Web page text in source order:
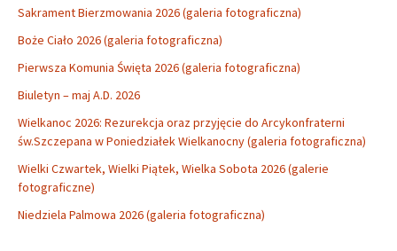
Sakrament Bierzmowania 2026 (galeria fotograficzna)
Boże Ciało 2026 (galeria fotograficzna)
Pierwsza Komunia Święta 2026 (galeria fotograficzna)
Biuletyn – maj A.D. 2026
Wielkanoc 2026: Rezurekcja oraz przyjęcie do Arcykonfraterni
św.Szczepana w Poniedziałek Wielkanocny (galeria fotograficzna)
Wielki Czwartek, Wielki Piątek, Wielka Sobota 2026 (galerie
fotograficzne)
Niedziela Palmowa 2026 (galeria fotograficzna)